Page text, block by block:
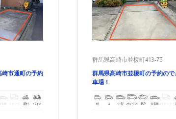
市通町の予約
トラック 原付 バイク
群馬県高崎市並榎町413-75
群馬県高崎市並榎町の予約ので
車場！
軽 コ 中型 ボックス SUV 大型車 トラック